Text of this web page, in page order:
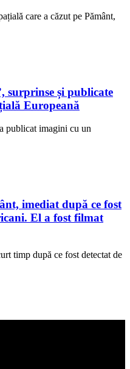
care a căzut pe Pământ,
surprinse și publicate
Europeană
publicat imagini cu un
imediat după ce fost
El a fost filmat
timp după ce fost detectat de